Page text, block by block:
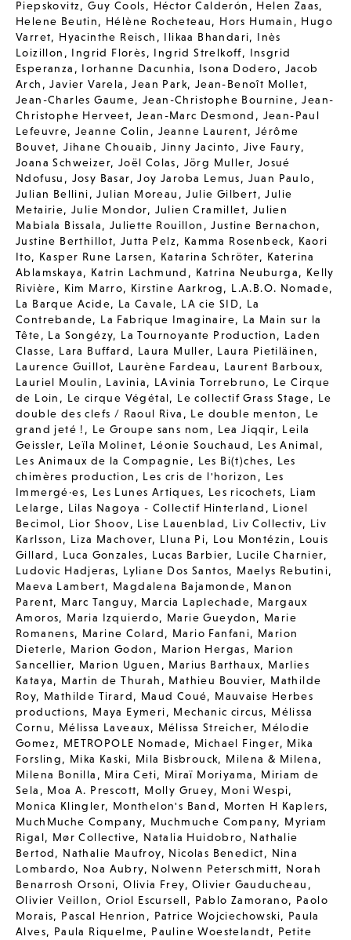
Piepskovitz,Guy Cools, Héctor Calderón , Helen Zaas,
Helene Beutin, Hélène Rocheteau, Hors Humain , Hugo
Varret, Hyacinthe Reisch , Ilikaa Bhandari, Inès
Loizillon , Ingrid Florès, Ingrid Strelkoff, Insgrid
Esperanza , Iorhanne Dacunhia, Isona Dodero, Jacob
Arch ,Javier Varela ,Jean Park, Jean-Benoît Mollet,
Jean-Charles Gaume,Jean-Christophe Bournine,Jean-
Christophe Herveet,Jean-Marc Desmond , Jean-Paul
Lefeuvre,Jeanne Colin , Jeanne Laurent,Jérôme
Bouvet,Jihane Chouaib , Jinny Jacinto, Jive Faury,
Joana Schweizer, Joël Colas, Jörg Muller, Josué
Ndofusu , Josy Basar,Joy Jaroba Lemus, Juan Paulo,
Julian Bellini,Julian Moreau ,Julie Gilbert,Julie
Metairie,Julie Mondor, Julien Cramillet, Julien
Mabiala Bissala, Juliette Rouillon ,Justine Bernachon,
Justine Berthillot,Jutta Pelz, Kamma Rosenbeck, Kaori
Ito, Kasper Rune Larsen, Katarina Schröter, Katerina
Ablamskaya, Katrin Lachmund , Katrina Neuburga, Kelly
Rivière, Kim Marro, Kirstine Aarkrog, L.A.B.O. Nomade,
La Barque Acide, La Cavale, LA cie SID, La
Contrebande, La Fabrique Imaginaire, La Main sur la
Tête, La Songézy, La Tournoyante Production, Laden
Classe, Lara Buffard, Laura Muller, Laura Pietiläinen,
Laurence Guillot, Laurène Fardeau, Laurent Barboux,
Lauriel Moulin , Lavinia, LAvinia Torrebruno, Le Cirque
de Loin , Le cirque Végétal, Le collectif Grass Stage, Le
double des clefs / Raoul Riva , Le double menton , Le
grand jeté ! , Le Groupe sans nom , Lea Jiqqir, Leila
Geissler, Leïla Molinet, Léonie Souchaud, Les Animal,
Les Animaux de la Compagnie, Les Bi(t)ches, Les
chimères production , Les cris de l'horizon , Les
Immergé·es, Les Lunes Artiques, Les ricochets, Liam
Lelarge, Lilas Nagoya - Collectif Hinterland , Lionel
Becimol, Lior Shoov, Lise Lauenblad, Liv Collectiv, Liv
Karlsson, Liza Machover, Lluna Pi, Lou Montézin , Louis
Gillard , Luca Gonzales, Lucas Barbier, Lucile Charnier,
Ludovic Hadjeras, Lyliane Dos Santos, Maelys Rebutini,
Maeva Lambert, Magdalena Bajamonde, Manon
Parent, Marc Tanguy, Marcia Laplechade, Margaux
Amoros, Maria Izquierdo, Marie Gueydon, Marie
Romanens, Marine Colard, Mario Fanfani, Marion
Dieterle, Marion Godon , Marion Hergas, Marion
Sancellier, Marion Uguen , Marius Barthaux, Marlies
Kataya, Martin de Thurah , Mathieu Bouvier, Mathilde
Roy, Mathilde Tirard, Maud Coué, Mauvaise Herbes
productions, Maya Eymeri, Mechanic circus, Mélissa
Cornu, Mélissa Laveaux, Mélissa Streicher, Mélodie
Gomez, METROPOLE Nomade, Michael Finger, Mika
Forsling, Mika Kaski, Mila Bisbrouck, Milena & Milena,
Milena Bonilla , Mira Ceti, Miraï Moriyama, Miriam de
Sela , Moa A. Prescott, Molly Gruey, Moni Wespi,
Monica Klingler, Monthelon's Band, Morten H Kaplers,
MuchMuche Company, Muchmuche Company, Myriam
Rigal, Mør Collective,Natalia Huidobro,Nathalie
Bertod,Nathalie Maufroy,Nicolas Benedict, Nina
Lombardo,Noa Aubry,Nolwenn Peterschmitt,Norah
Benarrosh Orsoni,Olivia Frey,Olivier Gauducheau ,
Olivier Veillon, Oriol Escursell, Pablo Zamorano, Paolo
Morais, Pascal Henrion , Patrice Wojciechowski, Paula
Alves, Paula Riquelme, Pauline Woestelandt, Petite